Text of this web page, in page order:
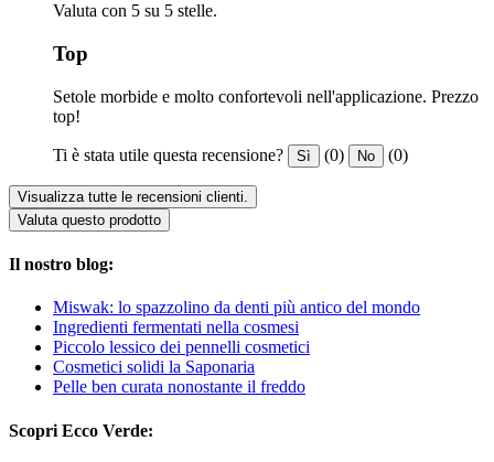
Valuta con 5 su 5 stelle.
Top
Setole morbide e molto confortevoli nell'applicazione. Prezzo
top!
Ti è stata utile questa recensione? Sì (0) No (0)
Visualizza tutte le recensioni clienti.
Valuta questo prodotto
Il nostro blog:
Miswak: lo spazzolino da denti più antico del mondo
Ingredienti fermentati nella cosmesi
Piccolo lessico dei pennelli cosmetici
Cosmetici solidi la Saponaria
Pelle ben curata nonostante il freddo
Scopri Ecco Verde: